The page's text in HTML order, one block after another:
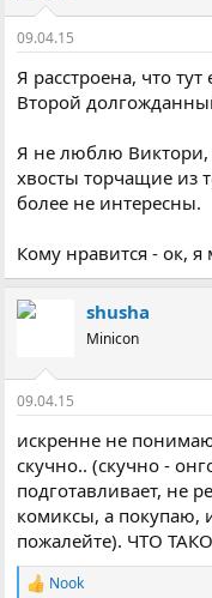
09.04.15
Я расстроена, что тут
Второй
Я не люблю
хвосты торчащие из
более не интересны.
Кому нравится - ок, я
shusha
Minicon
09.04.15
искренне не
скучно.. (скучно -
подготавливает, не
комиксы, а покупаю,
пожалейте). ЧТО
Р Nook